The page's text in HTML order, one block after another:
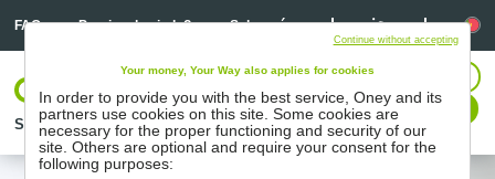
FAQ Precisa de ajuda? Sobre nós Linkedin
Linkedin
Soluções Parceiros Suporte Recursos
Iniciar sessão
Contacte-nos
Your money, Your Way also applies for cookies
In order to provide you with the best service, Oney and its
partners use cookies on this site. Some cookies are
necessary for the proper functioning and security of our
site. Others are optional and require your consent for the
following purposes:
Continue without accepting